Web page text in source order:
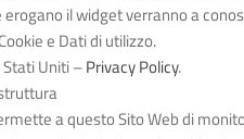
il widget verranno a
e Dati di utilizzo.
Uniti –Privacy Policy.
a questo Sito Web di